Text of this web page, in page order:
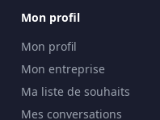
Mon profil
Mon profil
Mon entreprise
Ma liste de souhaits
Mes conversations